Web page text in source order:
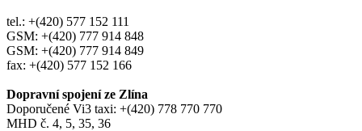
tel.: +(420) 577 152 111
GSM: +(420) 777 914 848
GSM: +(420) 777 914 849
fax: +(420) 577 152 166
Dopravní spojení ze Zlína
Doporučené Vi3 taxi: +(420) 778 770 770
MHD č. 4, 5, 35, 36